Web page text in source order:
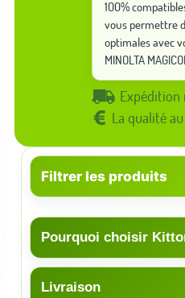
100%
vous permettre
optimales avec
MINOLTA
Expédition
La qualité
Filtrer les produits
Pourquoi choisir
Livraison